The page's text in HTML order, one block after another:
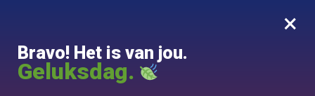
0
10% aangeboden voor 50€ aankopen met DJINN-code10
×
Bravo! Het is van jou.
Geluksdag.